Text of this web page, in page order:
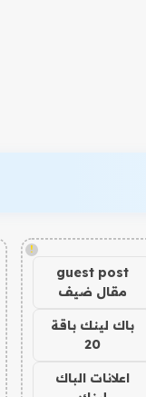
!
guest post
مقال ضيف
باك لينك باقة
20
اعلانات الباك